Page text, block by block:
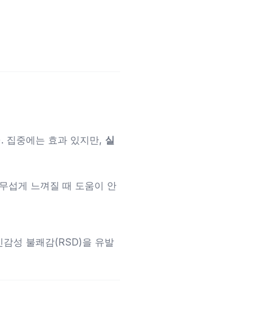
집중에는 효과 있지만, 실
섭게 느껴질 때 도움이 안
성 불쾌감(RSD)을 유발